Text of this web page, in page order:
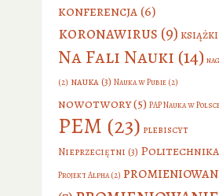
konferencja(6)
koronawirus (9) książki
Na Fali Nauki (14)
(2) nauka(3) Nauka w Pubie(2)
nowotwory(5) PAP Nauka w
PEM (23) plebiscyt
Nieprzeciętni (3) Politechnika
Projekt Alpha(2)